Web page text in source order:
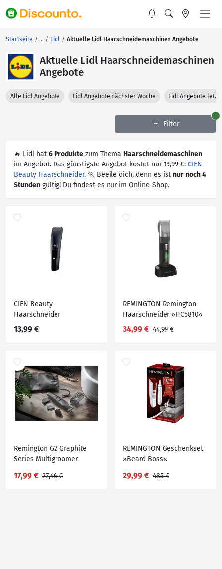
Startseite Lidl Aktuelle Lidl Haarschneidemaschinen Angebote
Aktuelle Lidl Haarschneidemaschinen
Angebote
Alle Lidl Angebote Lidl Angebote nächster Woche Lidl Angebote
Filter
🔥 Lidl hat 6 Produkte zum Thema Haarschneidemaschinen
im Angebot. Das günstigste Angebot kostet nur 13,99 €: CIEN
Beauty Haarschneider. 🏃 Beeile dich, denn es ist nur noch 4
Stunden gültig! Du findest es nur im Online-Shop.
CIEN Beauty
Haarschneider
13,99 €
REMINGTON Remington
Haarschneider »HC5810«
34,99 € 44,99 €
Remington G2 Graphite
Series Multigroomer
17,99 € 27,46 €
REMINGTON Geschenkset
»Beard Boss«
29,99 € 485 €